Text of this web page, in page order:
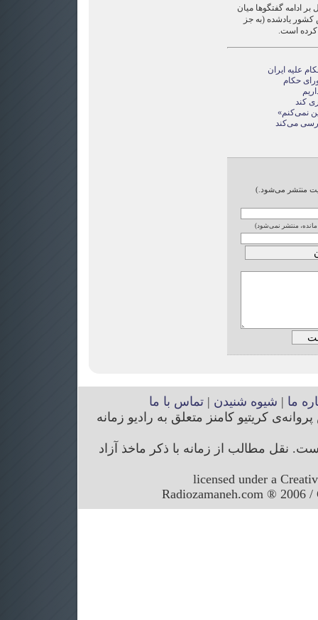
ادامه گفتگوها میان
یادشده (به جز
کرده است.
علیه ایران
حکام
کند
نمی‌کنم»
می‌کند
منتشر می‌شود.)
مانده، منتشر نمی‌شود)
ما | شیوه شنیدن |تماس با ما
کریتیو کامنز متعلق به رادیو زمانه
نقل مطالب از زمانه با ذکر ماخذ آزاد
licensed under a